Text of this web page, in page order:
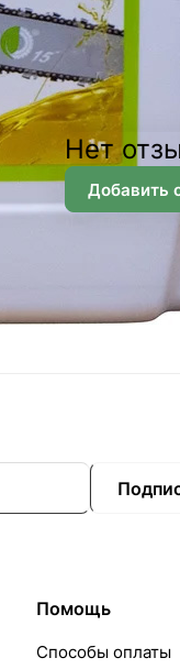
Нет
Добавить
Помощь
Способы оплаты